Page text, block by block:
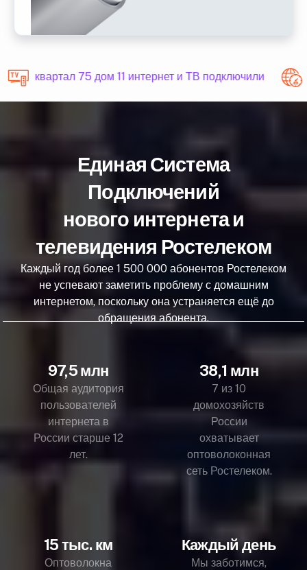
квартал 75 дом 11 интернет и ТВ подключили
Единая Система
Подключений
нового интернета и
телевидения Ростелеком
Каждый год более 1 500 000 абонентов Ростелеком
не успевают заметить проблему с домашним
интернетом, поскольку она устраняется ещё до
обращения абонента.
97,5 млн
Общая аудитория
пользователей
интернета в
России старше 12
лет.
38,1 млн
7 из 10
домохозяйств
России
охватывает
оптоволоконная
сеть Ростелеком.
15 тыс. км
Оптоволокна
Каждый день
Мы заботимся,